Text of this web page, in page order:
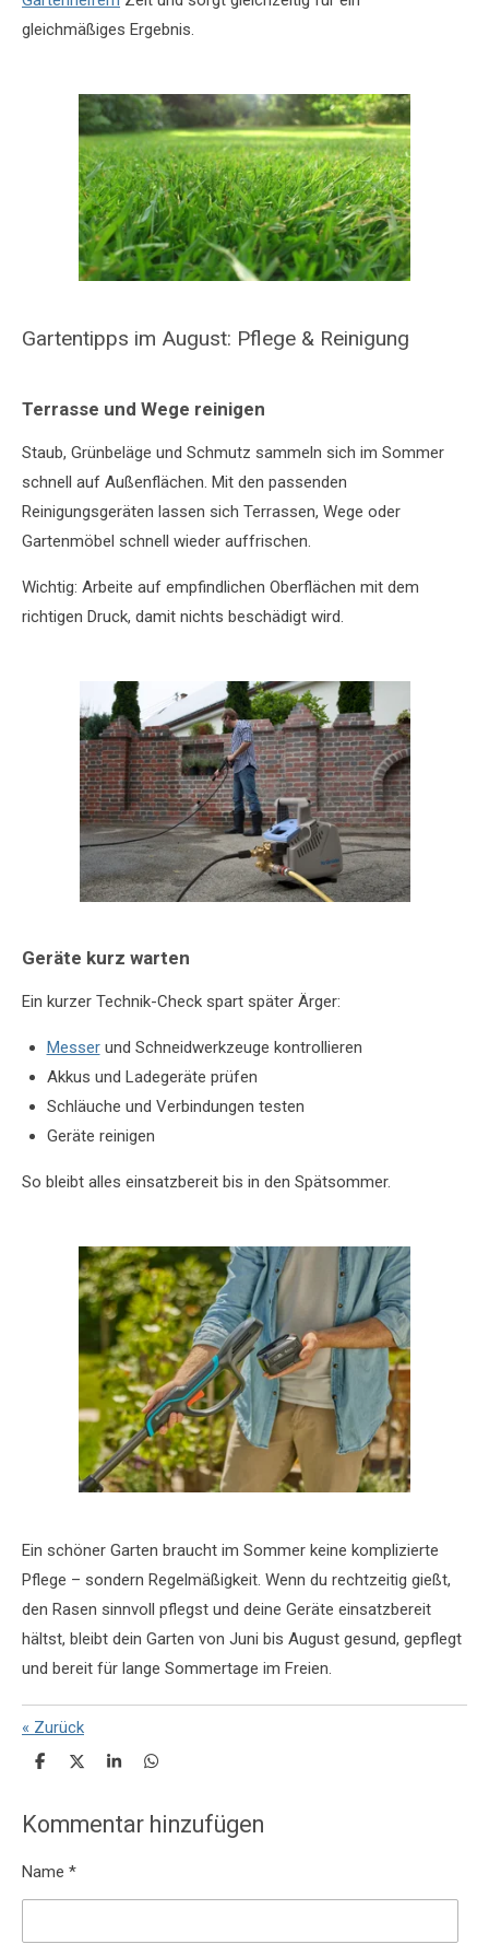
gleichmäßiges Ergebnis.
Gartentipps im August: Pflege & Reinigung
Terrasse und Wege reinigen
Staub, Grünbeläge und Schmutz sammeln sich im Sommer
schnell auf Außenflächen. Mit den passenden
Reinigungsgeräten lassen sich Terrassen, Wege oder
Gartenmöbel schnell wieder auffrischen.
Wichtig: Arbeite auf empfindlichen Oberflächen mit dem
richtigen Druck, damit nichts beschädigt wird.
Geräte kurz warten
Ein kurzer Technik-Check spart später Ärger:
Messerund Schneidwerkzeuge kontrollieren
Akkus und Ladegeräte prüfen
Schläuche und Verbindungen testen
Geräte reinigen
So bleibt alles einsatzbereit bis in den Spätsommer.
Ein schöner Garten braucht im Sommer keine komplizierte
Pflege – sondern Regelmäßigkeit. Wenn du rechtzeitig gießt,
den Rasen sinnvoll pflegst und deine Geräte einsatzbereit
hältst, bleibt dein Garten von Juni bis August gesund, gepflegt
und bereit für lange Sommertage im Freien.
« Zurück
T
l
e
T
l
e
T
l
e
T
l
e
Kommentar hinzufügen
Name *